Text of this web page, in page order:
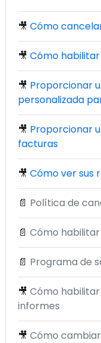
🎥 Cómo
🎥 Cómo habilitar
🎥 Proporcionar
personalizada
🎥 Proporcionar
facturas
🎥 Cómo ver sus
📄 Política de
📄 Cómo
📄 Programa de
🎥 Cómo
informes
🎥 Cómo